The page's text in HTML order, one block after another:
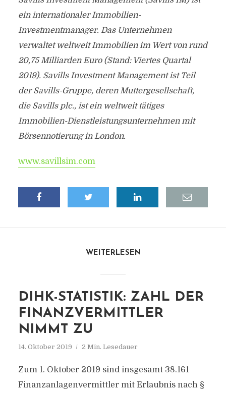
ein internationaler Immobilien-
Investmentmanager. Das Unternehmen
verwaltet weltweit Immobilien im Wert von rund
20,75 Milliarden Euro (Stand: Viertes Quartal
2019). Savills Investment Management ist Teil
der Savills-Gruppe, deren Muttergesellschaft,
die Savills plc., ist ein weltweit tätiges
Immobilien-Dienstleistungsunternehmen mit
Börsennotierung in London.
www.savillsim.com
WEITERLESEN
DIHK-STATISTIK: ZAHL DER
FINANZVERMITTLER
NIMMT ZU
14. Oktober 2019 2 Min. Lesedauer
Zum 1. Oktober 2019 sind insgesamt 38.161
Finanzanlagenvermittler mit Erlaubnis nach §